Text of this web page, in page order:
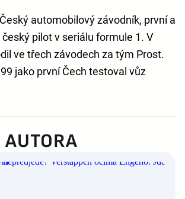
automobilový závodník, první a
pilot v seriálu formule 1. V
ve třech závodech za tým Prost.
jako první Čech testoval vůz